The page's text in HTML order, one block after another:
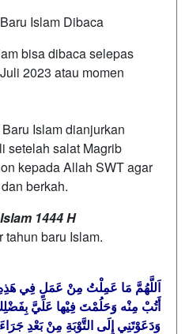
Islam Dibaca
bisa dibaca selepas
2023 atau momen
Islam dianjurkan
setelah salat Magrib
kepada Allah SWT agar
berkah.
1444 H
tahun baru Islam.
اَللَّهُمَّ مَا عَمِلْتُ مِنْ عَمَلٍ فِي هَذِهِ
أَتُبْ مِنْه وَحَلُمْتَ فِيْها عَلَيَّ
وَدَعَوْتَنِي إِلَى التَّوْبَةِ مِنْ بَعْدِ